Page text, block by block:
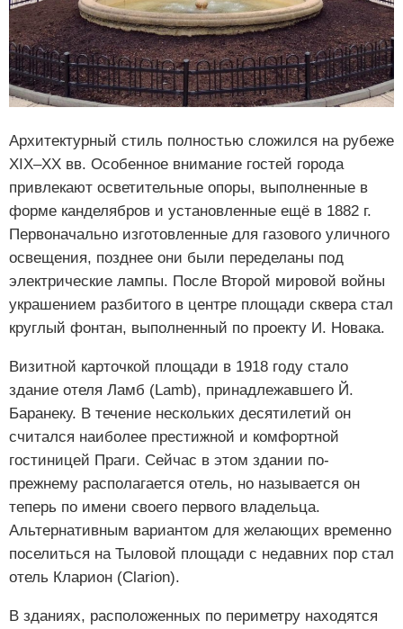
Архитектурный стиль полностью сложился на рубеже
XIX–XX вв. Особенное внимание гостей города
привлекают осветительные опоры, выполненные в
форме канделябров и установленные ещё в 1882 г.
Первоначально изготовленные для газового уличного
освещения, позднее они были переделаны под
электрические лампы. После Второй мировой войны
украшением разбитого в центре площади сквера стал
круглый фонтан, выполненный по проекту И. Новака.
Визитной карточкой площади в 1918 году стало
здание отеля Ламб (Lamb), принадлежавшего Й.
Баранеку. В течение нескольких десятилетий он
считался наиболее престижной и комфортной
гостиницей Праги. Сейчас в этом здании по-
прежнему располагается отель, но называется он
теперь по имени своего первого владельца.
Альтернативным вариантом для желающих временно
поселиться на Тыловой площади с недавних пор стал
отель Кларион (Clarion).
В зданиях, расположенных по периметру находятся